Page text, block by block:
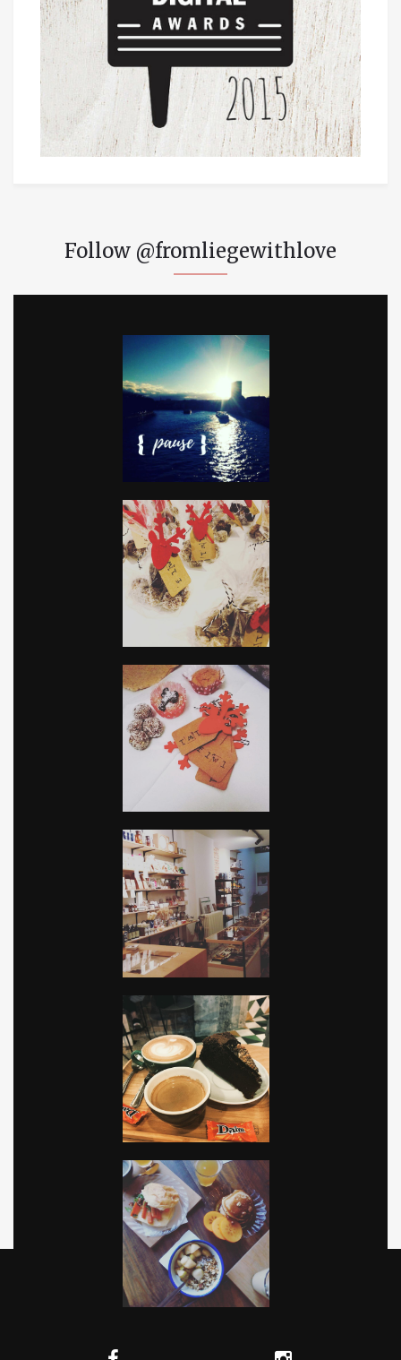
Follow @fromliegewithlove